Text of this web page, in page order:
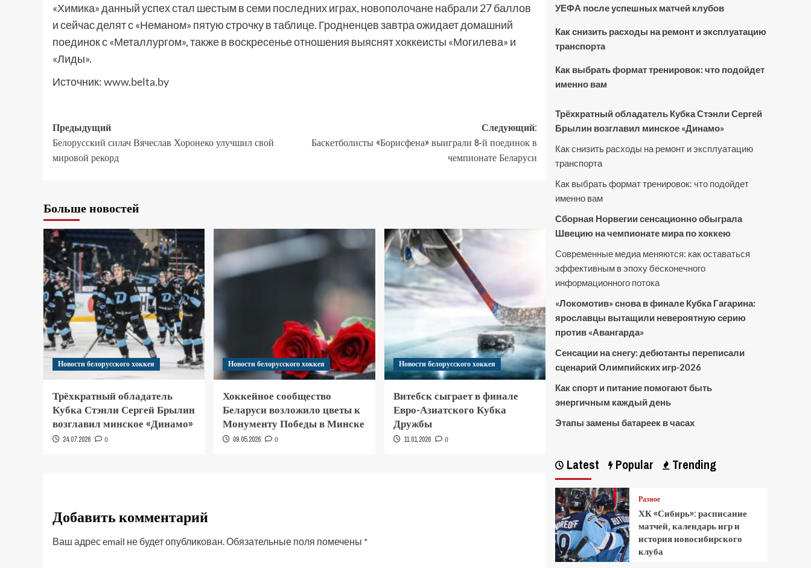
«Химика» данный успех стал шестым в семи последних играх, новополочане набрали 27 баллов
и сейчас делят с «Неманом» пятую строчку в таблице. Гродненцев завтра ожидает домашний
поединок с «Металлургом», также в воскресенье отношения выяснят хоккеисты «Могилева» и
«Лиды».
Источник:www.belta.by
Предыдущий
Белорусский силач Вячеслав Хоронеко улучшил свой
мировой рекорд
Следующий:
Баскетболисты «Борисфена» выиграли 8-й поединок в
чемпионате Беларуси
Больше новостей
Новости белорусского хоккея
Трёхкратный обладатель
Кубка Стэнли Сергей Брылин
возглавил минское «Динамо»
24.07.2026 0
Новости белорусского хоккея
Хоккейное сообщество
Беларуси возложило цветы к
Монументу Победы в Минске
09.05.2026 0
Новости белорусского хоккея
Витебск сыграет в финале
Евро-Азиатского Кубка
Дружбы
11.01.2026 0
Добавить комментарий
Ваш адрес email не будет опубликован.Обязательные поля помечены *
УЕФА после успешных матчей клубов
Как снизить расходы на ремонт и эксплуатацию
транспорта
Как выбрать формат тренировок: что подойдет
именно вам
Трёхкратный обладатель Кубка Стэнли Сергей
Брылин возглавил минское «Динамо»
Как снизить расходы на ремонт и эксплуатацию
транспорта
Как выбрать формат тренировок: что подойдет
именно вам
Сборная Норвегии сенсационно обыграла
Швецию на чемпионате мира по хоккею
Современные медиа меняются: как оставаться
эффективным в эпоху бесконечного
информационного потока
«Локомотив» снова в финале Кубка Гагарина:
ярославцы вытащили невероятную серию
против «Авангарда»
Сенсации на снегу: дебютанты переписали
сценарий Олимпийских игр-2026
Как спорт и питание помогают быть
энергичным каждый день
Этапы замены батареек в часах
Latest Popular Trending
Разное
ХК «Сибирь»: расписание
матчей, календарь игр и
история новосибирского
клуба